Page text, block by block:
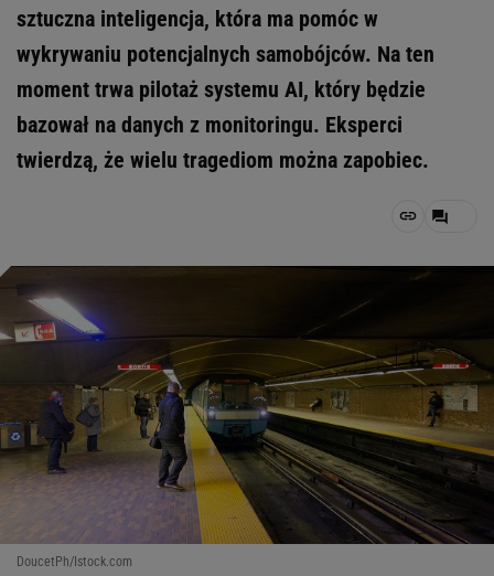
sztuczna inteligencja, która ma pomóc w
wykrywaniu potencjalnych samobójców. Na ten
moment trwa pilotaż systemu AI, który będzie
bazował na danych z monitoringu. Eksperci
twierdzą, że wielu tragediom można zapobiec.
DoucetPh/Istock.com